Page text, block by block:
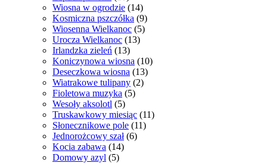
Wiosna w ogrodzie (14)
Kosmiczna pszczółka (9)
Wiosenna Wielkanoc (5)
Urocza Wielkanoc (13)
Irlandzka zieleń (13)
Koniczynowa wiosna (10)
Deseczkowa wiosna (13)
Wiatrakowe tulipany (2)
Fioletowa muzyka (5)
Wesoły aksolotl (5)
Truskawkowy miesiąc (11)
Słonecznikowe pole (11)
Jednorożcowy szał (6)
Kocia zabawa (14)
Domowy azyl (5)